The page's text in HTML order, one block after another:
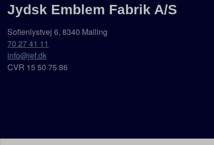
Jydsk Emblem Fabrik A/S
Sofienlystvej 6, 8340 Malling
70 27 41 11
info@jef.dk
CVR 15 50 75 86